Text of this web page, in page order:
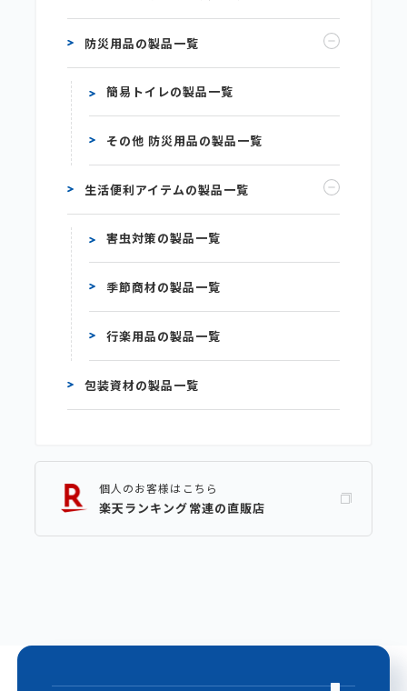
防災用品の製品一覧
簡易トイレの製品一覧
その他 防災用品の製品一覧
生活便利アイテムの製品一覧
害虫対策の製品一覧
季節商材の製品一覧
行楽用品の製品一覧
包装資材の製品一覧
個人のお客様はこちら
楽天ランキング常連の直販店